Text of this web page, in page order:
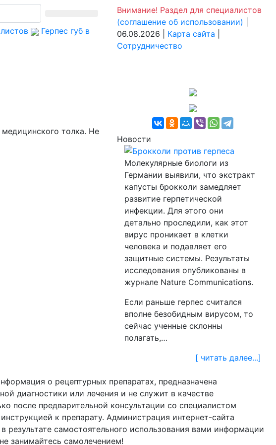
Герпес губ в
Внимание! Раздел для специалистов
(соглашение об использовании)
06.08.2026 | Карта сайта
Сотрудничество
толка. Не
Новости
Брокколи против герпеса
Молекулярные биологи из
Германии выявили, что экстракт
капусты брокколи замедляет
развитие герпетической
инфекции. Для этого они
детально проследили, как этот
вирус проникает в клетки
человека и подавляет его
защитные системы. Результаты
исследования опубликованы в
журнале Nature Communications.
Если раньше герпес считался
вполне безобидным вирусом, то
сейчас ученные склонны
полагать,…
[ читать далее...]
о рецептурных препаратах, предназначена
диагностики или лечения и не служит в качестве
после предварительной консультации со специалистом
к препарату. Администрация интернет-сайта
результате самостоятельного использования вами информации
занимайтесь самолечением!